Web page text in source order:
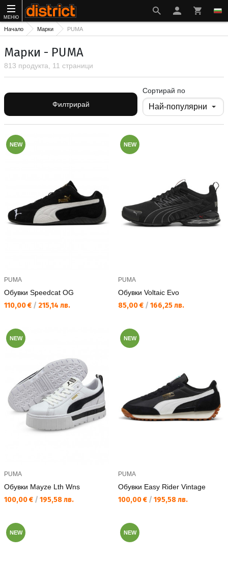
МЕНЮ
Начало Марки PUMA
Марки - PUMA
813 продукта, 11 страници
Филтрирай
Сортирай по
NEW
PUMA
Обувки Speedcat OG
Текуща цена:
110,00 € / 215,14 лв.
NEW
PUMA
Обувки Voltaic Evo
Текуща цена:
85,00 € / 166,25 лв.
NEW
PUMA
Обувки Mayze Lth Wns
Текуща цена:
100,00 € / 195,58 лв.
NEW
PUMA
Обувки Easy Rider Vintage
Текуща цена:
100,00 € / 195,58 лв.
NEW NEW